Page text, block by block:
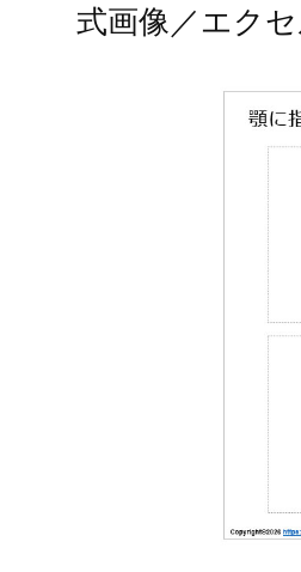
式画像／エクセ